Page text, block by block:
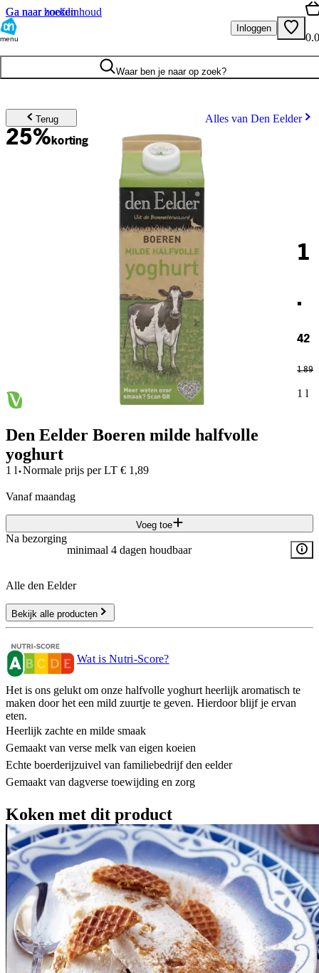
Ga naar hoofdinhoud
Ga naar zoeken
menu
Inloggen
Waar ben je naar op zoek?
Terug Alles van Den Eelder
25%korting
1
.
42
1.89
1 l
Den Eelder Boeren milde halfvolle
yoghurt
1 l·Normale prijs per LT € 1,89
vanaf maandag
Voeg toe
Na bezorging
minimaal 4 dagen houdbaar
Alle den Eelder
Bekijk alle producten
Wat is Nutri-Score?
Het is ons gelukt om onze halfvolle yoghurt heerlijk aromatisch te
maken door het een mild zuurtje te geven. Hierdoor blijf je ervan
eten.
Heerlijk zachte en milde smaak
Gemaakt van verse melk van eigen koeien
Echte boerderijzuivel van familiebedrijf den eelder
Gemaakt van dagverse toewijding en zorg
Koken met dit product